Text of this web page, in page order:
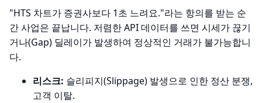
"HTS 차트가 증권사보다 1초 느려요."라는 항의를 받는 순
간 사업은 끝납니다. 저렴한 API 데이터를 쓰면 시세가 끊기
거나(Gap) 딜레이가 발생하여 정상적인 거래가 불가능합니
다.
리스크: 슬리피지(Slippage) 발생으로 인한 정산 분쟁,
고객 이탈.